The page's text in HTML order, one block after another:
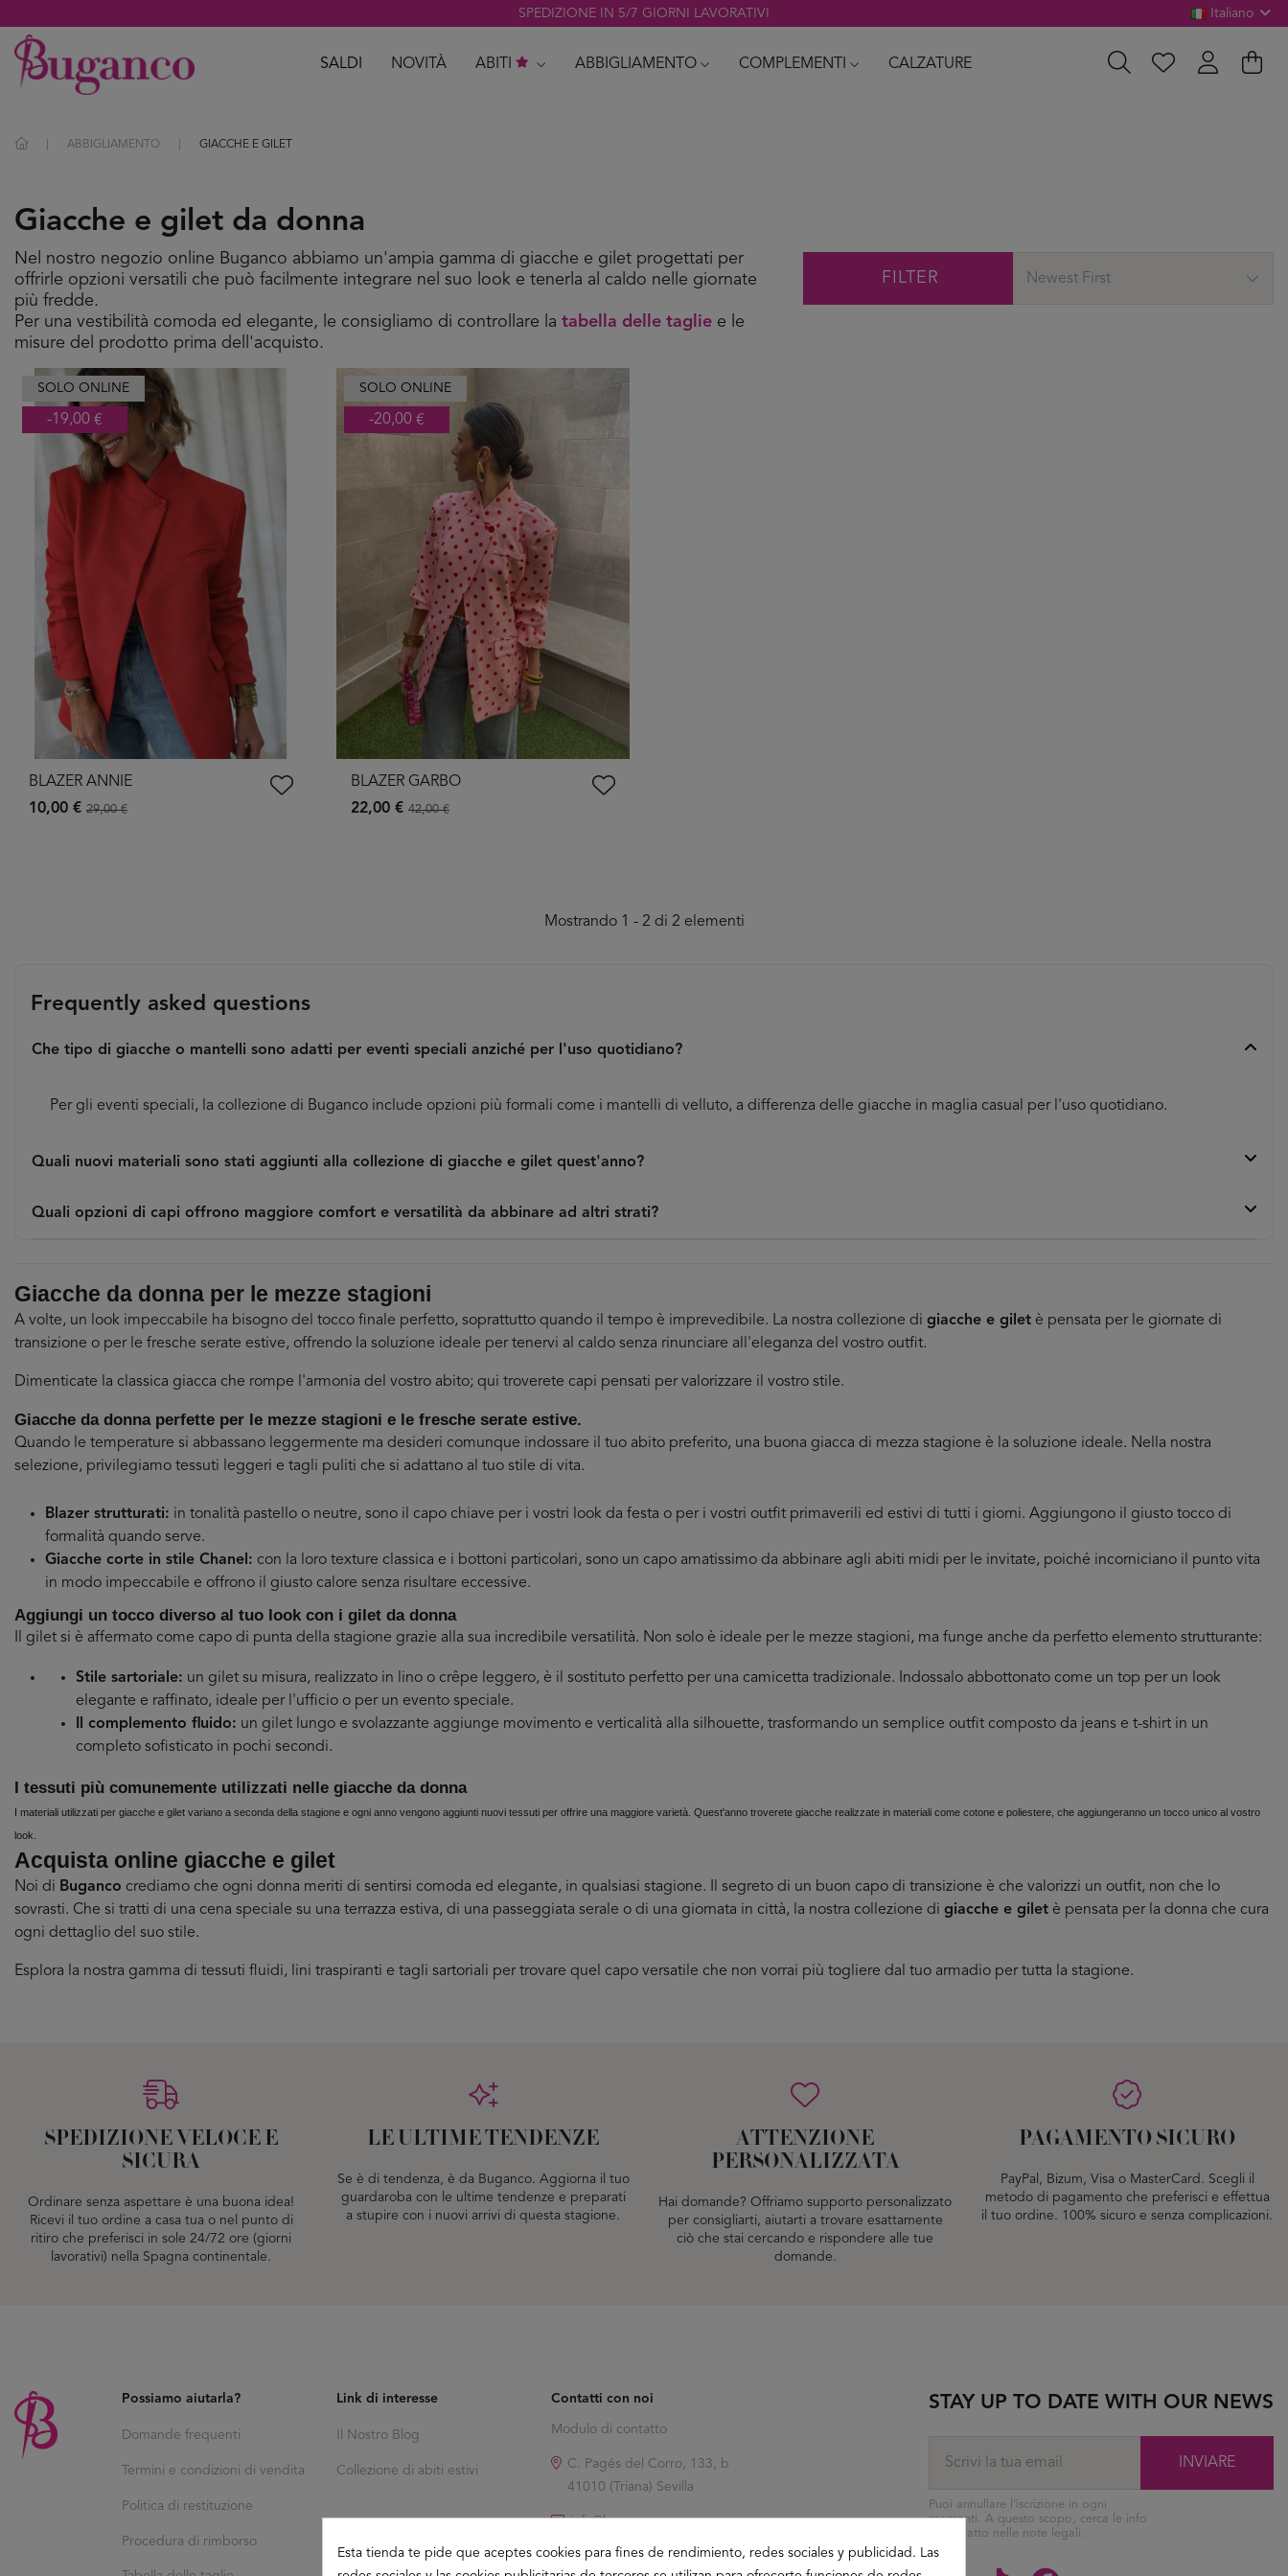
SPEDIZIONE IN 5/7 GIORNI LAVORATIVI Italiano
SALDI NOVITÀ ABITI ABBIGLIAMENTO COMPLEMENTI CALZATURE
ABBIGLIAMENTO GIACCHE E GILET
Giacche e gilet da donna
Nel nostro negozio online Buganco abbiamo un'ampia gamma di giacche e gilet progettati per
offrirle opzioni versatili che può facilmente integrare nel suo look e tenerla al caldo nelle giornate
più fredde.
Per una vestibilità comoda ed elegante, le consigliamo di controllare la tabella delle taglie e le
misure del prodotto prima dell'acquisto.
FILTER Newest First
SOLO ONLINE
-19,00 €
BLAZER ANNIE
10,00 € 29,00 €
SOLO ONLINE
-20,00 €
BLAZER GARBO
22,00 € 42,00 €
Mostrando 1 - 2 di 2 elementi
Frequently asked questions
Che tipo di giacche o mantelli sono adatti per eventi speciali anziché per l'uso quotidiano?
Per gli eventi speciali, la collezione di Buganco include opzioni più formali come i mantelli di velluto, a differenza delle giacche in maglia casual per l'uso quotidiano.
Quali nuovi materiali sono stati aggiunti alla collezione di giacche e gilet quest'anno?
Quali opzioni di capi offrono maggiore comfort e versatilità da abbinare ad altri strati?
Giacche da donna per le mezze stagioni
A volte, un look impeccabile ha bisogno del tocco finale perfetto, soprattutto quando il tempo è imprevedibile. La nostra collezione di giacche e gilet è pensata per le giornate di
transizione o per le fresche serate estive, offrendo la soluzione ideale per tenervi al caldo senza rinunciare all'eleganza del vostro outfit.
Dimenticate la classica giacca che rompe l'armonia del vostro abito; qui troverete capi pensati per valorizzare il vostro stile.
Giacche da donna perfette per le mezze stagioni e le fresche serate estive.
Quando le temperature si abbassano leggermente ma desideri comunque indossare il tuo abito preferito, una buona giacca di mezza stagione è la soluzione ideale. Nella nostra
selezione, privilegiamo tessuti leggeri e tagli puliti che si adattano al tuo stile di vita.
Blazer strutturati: in tonalità pastello o neutre, sono il capo chiave per i vostri look da festa o per i vostri outfit primaverili ed estivi di tutti i giorni. Aggiungono il giusto tocco di
formalità quando serve.
Giacche corte in stile Chanel: con la loro texture classica e i bottoni particolari, sono un capo amatissimo da abbinare agli abiti midi per le invitate, poiché incorniciano il punto vita
in modo impeccabile e offrono il giusto calore senza risultare eccessive.
Aggiungi un tocco diverso al tuo look con i gilet da donna
Il gilet si è affermato come capo di punta della stagione grazie alla sua incredibile versatilità. Non solo è ideale per le mezze stagioni, ma funge anche da perfetto elemento strutturante:
Stile sartoriale: un gilet su misura, realizzato in lino o crêpe leggero, è il sostituto perfetto per una camicetta tradizionale. Indossalo abbottonato come un top per un look
elegante e raffinato, ideale per l'ufficio o per un evento speciale.
Il complemento fluido: un gilet lungo e svolazzante aggiunge movimento e verticalità alla silhouette, trasformando un semplice outfit composto da jeans e t-shirt in un
completo sofisticato in pochi secondi.
I tessuti più comunemente utilizzati nelle giacche da donna
I materiali utilizzati per giacche e gilet variano a seconda della stagione e ogni anno vengono aggiunti nuovi tessuti per offrire una maggiore varietà. Quest'anno troverete giacche realizzate in materiali come cotone e poliestere, che aggiungeranno un tocco unico al vostro
look.
Acquista online giacche e gilet
Noi di Buganco crediamo che ogni donna meriti di sentirsi comoda ed elegante, in qualsiasi stagione. Il segreto di un buon capo di transizione è che valorizzi un outfit, non che lo
sovrasti. Che si tratti di una cena speciale su una terrazza estiva, di una passeggiata serale o di una giornata in città, la nostra collezione di giacche e gilet è pensata per la donna che cura
ogni dettaglio del suo stile.
Esplora la nostra gamma di tessuti fluidi, lini traspiranti e tagli sartoriali per trovare quel capo versatile che non vorrai più togliere dal tuo armadio per tutta la stagione.
SPEDIZIONE VELOCE E
SICURA
Ordinare senza aspettare è una buona idea!
Ricevi il tuo ordine a casa tua o nel punto di
ritiro che preferisci in sole 24/72 ore (giorni
lavorativi) nella Spagna continentale.
LE ULTIME TENDENZE
Se è di tendenza, è da Buganco. Aggiorna il tuo
guardaroba con le ultime tendenze e preparati
a stupire con i nuovi arrivi di questa stagione.
ATTENZIONE
PERSONALIZZATA
Hai domande? Offriamo supporto personalizzato
per consigliarti, aiutarti a trovare esattamente
ciò che stai cercando e rispondere alle tue
domande.
PAGAMENTO SICURO
PayPal, Bizum, Visa o MasterCard. Scegli il
metodo di pagamento che preferisci e effettua
il tuo ordine. 100% sicuro e senza complicazioni.
Possiamo aiutarla?
Domande frequenti
Termini e condizioni di vendita
Politica di restituzione
Procedura di rimborso
Link di interesse
Il Nostro Blog
Collezione di abiti estivi
Contatti con noi
Modulo di contatto
C. Pagés del Corro, 133, b
41010 (Triana) Sevilla
info@buganco.com
STAY UP TO DATE WITH OUR NEWS
INVIARE
Puoi annullare l'iscrizione in ogni
momenti. A questo scopo, cerca le info
di contatto nelle note legali.
Esta tienda te pide que aceptes cookies para fines de rendimiento, redes sociales y publicidad. Las